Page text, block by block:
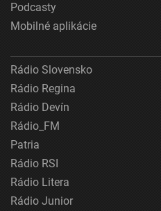
Podcasty
Mobilné aplikácie
Rádio Slovensko
Rádio Regina
Rádio Devín
Rádio_FM
Patria
Rádio RSI
Rádio Litera
Rádio Junior